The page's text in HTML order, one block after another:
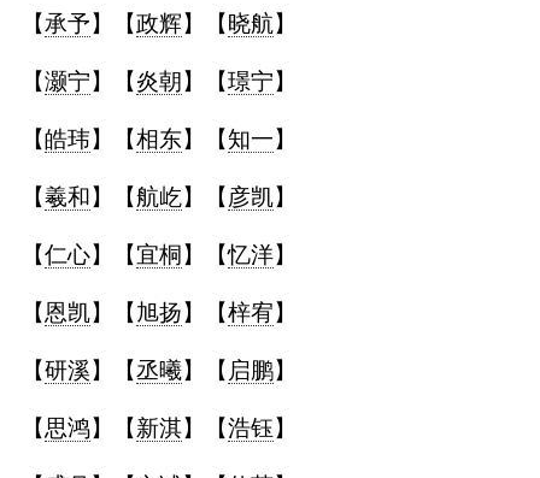
取
名
字
典
【承予】【政辉】【 晓航】
【灏宁】【炎朝 】【璟宁】
【皓玮】【相东】【知一】
【羲和】【航屹】【 彦凯】
【仁心】【宜桐 】【忆洋】
【恩凯】【旭扬】【梓宥】
【研溪】【丞曦】【 启鹏】
【思鸿】【新淇】【浩钰】